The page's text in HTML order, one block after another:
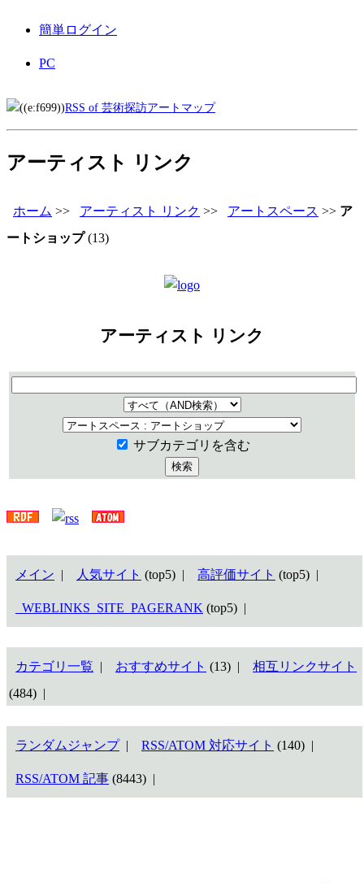
簡単ログイン
PC
RSS of 芸術探訪アートマップ
アーティスト リンク
ホーム >> アーティスト リンク >> アートスペース >> ア
ートショップ(13)
アーティスト リンク
サブカテゴリを含む
メイン | 人気サイト (top5) | 高評価サイト (top5) |
_WEBLINKS_SITE_PAGERANK (top5) |
カテゴリ一覧 | おすすめサイト (13) |
相互リンクサイト
(484) |
ランダムジャンプ| RSS/ATOM 対応サイト (140) |
RSS/ATOM 記事 (8443) |